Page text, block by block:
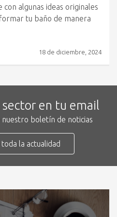
algunas ideas originales
tu baño de manera
18 de diciembre, 2024
en tu email
boletín de noticias
la actualidad